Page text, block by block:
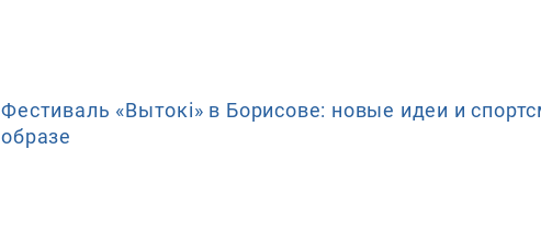
Фестиваль «Вытокi» в Борисове: новые идеи и
образе